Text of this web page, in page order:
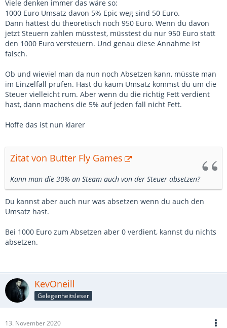
Viele denken immer das wäre so:
1000 Euro Umsatz davon 5% Epic weg sind 50 Euro.
Dann hättest du theoretisch noch 950 Euro. Wenn du davon
jetzt Steuern zahlen müsstest, müsstest du nur 950 Euro statt
den 1000 Euro versteuern. Und genau diese Annahme ist
falsch.
Ob und wieviel man da nun noch Absetzen kann, müsste man
im Einzelfall prüfen. Hast du kaum Umsatz kommst du um die
Steuer vielleicht rum. Aber wenn du die richtig Fett verdient
hast, dann machens die 5% auf jeden fall nicht Fett.
Hoffe das ist nun klarer
Zitat von Butter Fly Games
Kann man die 30% an Steam auch von der Steuer absetzen?
Du kannst aber auch nur was absetzen wenn du auch den
Umsatz hast.
Bei 1000 Euro zum Absetzen aber 0 verdient, kannst du nichts
absetzen.
KevOneill
Gelegenheitsleser
13. November 2020